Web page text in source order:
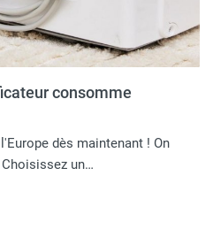
consomme
dès maintenant ! On
un…